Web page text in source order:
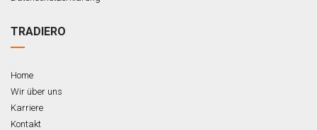
TRADIERO
Home
Wir über uns
Karriere
Kontakt